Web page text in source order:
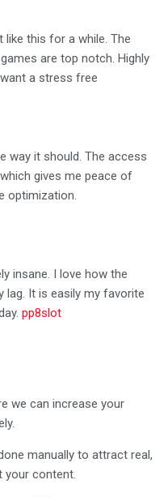
like this for a while. The
are top notch. Highly
a stress free
way it should. The access
gives me peace of
optimization.
insane. I love how the
It is easily my favorite
pp8slot
we can increase your
manually to attract real,
your content.